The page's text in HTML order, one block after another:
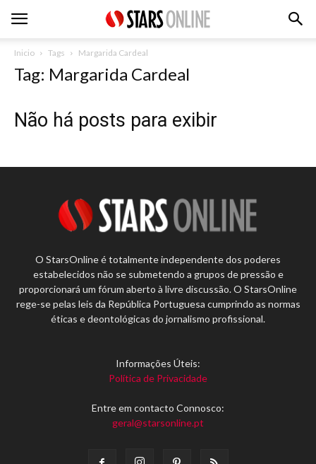
Inicio Tags Margarida Cardeal
Tag: Margarida Cardeal
Não há posts para exibir
O StarsOnline é totalmente independente dos poderes
estabelecidos não se submetendo a grupos de pressão e
proporcionará um fórum aberto à livre discussão. O StarsOnline
rege-se pelas leis da República Portuguesa cumprindo as normas
éticas e deontológicas do jornalismo profissional.
Informações Úteis:
Política de Privacidade
Entre em contacto Connosco:
geral@starsonline.pt